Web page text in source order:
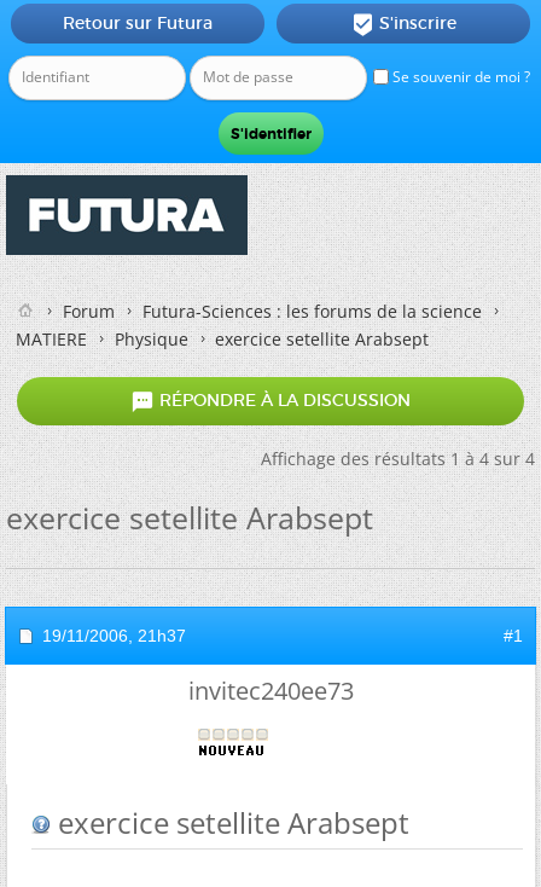
Se souvenir de moi ?
Retour sur Futura  S'inscrire
Forum
Futura-Sciences : les forums de la science
MATIERE
Physique exercice setellite Arabsept
 RÉPONDRE À LA DISCUSSION
Affichage des résultats 1 à 4 sur 4
exercice setellite Arabsept
19/11/2006, 21h37 #1
invitec240ee73
exercice setellite Arabsept